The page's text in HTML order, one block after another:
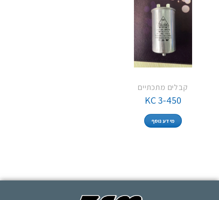
קבלים מתכתיים
KC 3-450
מידע נוסף